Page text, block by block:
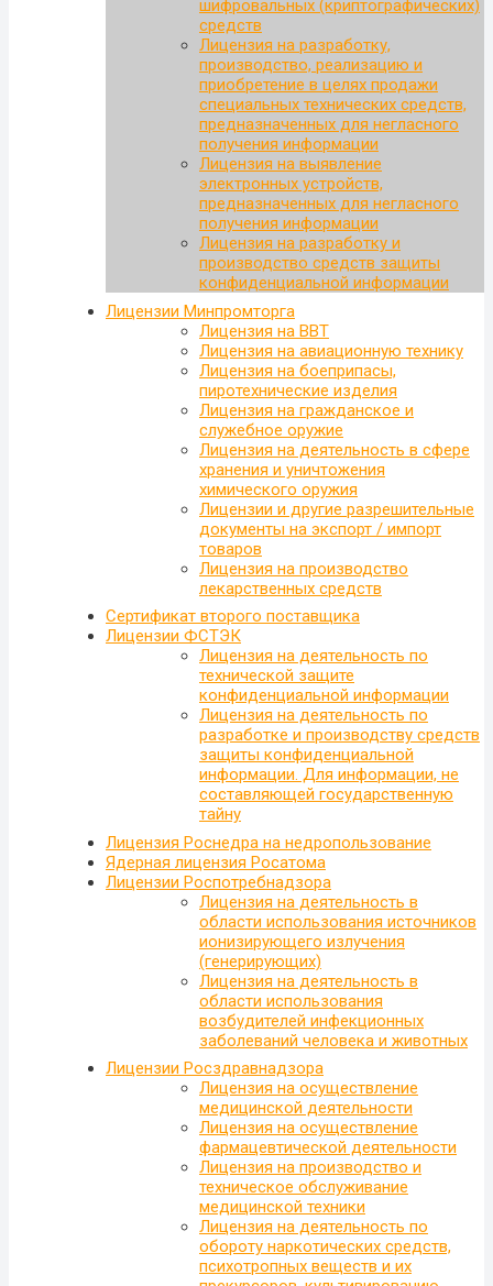
шифровальных (криптографических)
средств
Лицензия на разработку,
производство, реализацию и
приобретение в целях продажи
специальных технических средств,
предназначенных для негласного
получения информации
Лицензия на выявление
электронных устройств,
предназначенных для негласного
получения информации
Лицензия на разработку и
производство средств защиты
конфиденциальной информации
Лицензии Минпромторга
Лицензия на ВВТ
Лицензия на авиационную технику
Лицензия на боеприпасы,
пиротехнические изделия
Лицензия на гражданское и
служебное оружие
Лицензия на деятельность в сфере
хранения и уничтожения
химического оружия
Лицензии и другие разрешительные
документы на экспорт / импорт
товаров
Лицензия на производство
лекарственных средств
Сертификат второго поставщика
Лицензии ФСТЭК
Лицензия на деятельность по
технической защите
конфиденциальной информации
Лицензия на деятельность по
разработке и производству средств
защиты конфиденциальной
информации. Для информации, не
составляющей государственную
тайну
Лицензия Роснедра на недропользование
Ядерная лицензия Росатома
Лицензии Роспотребнадзора
Лицензия на деятельность в
области использования источников
ионизирующего излучения
(генерирующих)
Лицензия на деятельность в
области использования
возбудителей инфекционных
заболеваний человека и животных
Лицензии Росздравнадзора
Лицензия на осуществление
медицинской деятельности
Лицензия на осуществление
фармацевтической деятельности
Лицензия на производство и
техническое обслуживание
медицинской техники
Лицензия на деятельность по
обороту наркотических средств,
психотропных веществ и их